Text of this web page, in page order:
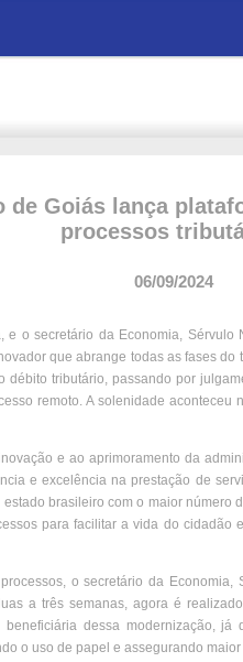
de Goiás lança
processos
06/09/2024
o secretário da Economia, Sérvulo
que abrange todas as fases
débito tributário, passando por
remoto. A solenidade
e ao aprimoramento da
e excelência na prestação de
brasileiro com o maior número
para facilitar a vida do
o secretário da
a três semanas, agora é
dessa modernização, já
o uso de papel e assegurando